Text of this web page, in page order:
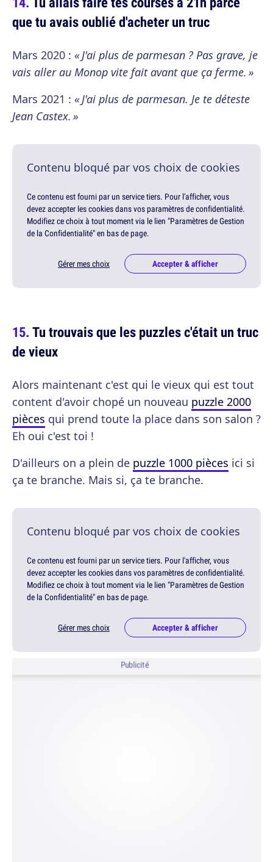
que tu avais oublié d'acheter un truc
Mars 2020 : « J'ai plus de parmesan ? Pas grave, je
vais aller au Monop vite fait avant que ça ferme. »
Mars 2021 : « J'ai plus de parmesan. Je te déteste
Jean Castex. »
Contenu bloqué par vos choix de cookies
Ce contenu est fourni par un service tiers. Pour l'afficher, vous
devez accepter les cookies dans vos paramètres de confidentialité.
Modifiez ce choix à tout moment via le lien "Paramètres de Gestion
de la Confidentialité" en bas de page.
Gérer mes choix Accepter & afficher
Tu trouvais que les puzzles c'était un truc
de vieux
Alors maintenant c'est qui le vieux qui est tout
content d'avoir chopé un nouveau puzzle 2000
pièces qui prend toute la place dans son salon ?
Eh oui c'est toi !
D'ailleurs on a plein de puzzle 1000 pièces ici si
ça te branche. Mais si, ça te branche.
Contenu bloqué par vos choix de cookies
Ce contenu est fourni par un service tiers. Pour l'afficher, vous
devez accepter les cookies dans vos paramètres de confidentialité.
Modifiez ce choix à tout moment via le lien "Paramètres de Gestion
de la Confidentialité" en bas de page.
Gérer mes choix Accepter & afficher
Publicité